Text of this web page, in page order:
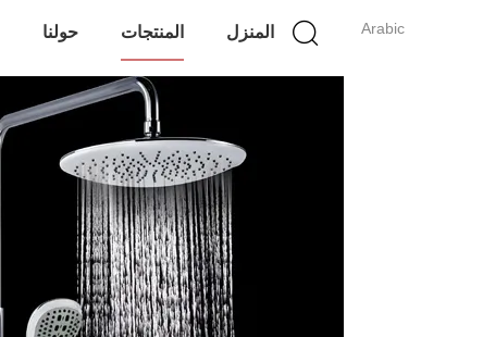
Arabic المنزل المنتجات حولنا